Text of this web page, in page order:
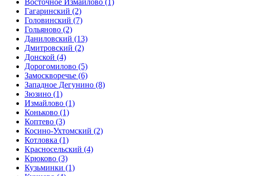
Гагаринский (2)
Головинский (7)
Гольяново (2)
Даниловский (13)
Дмитровский (2)
Донской (4)
Дорогомилово (5)
Замоскворечье (6)
Западное Дегунино (8)
Зюзино (1)
Измайлово (1)
Коньково (1)
Коптево (3)
Косино-Ухтомский (2)
Котловка (1)
Красносельский (4)
Крюково (3)
Кузьминки (1)